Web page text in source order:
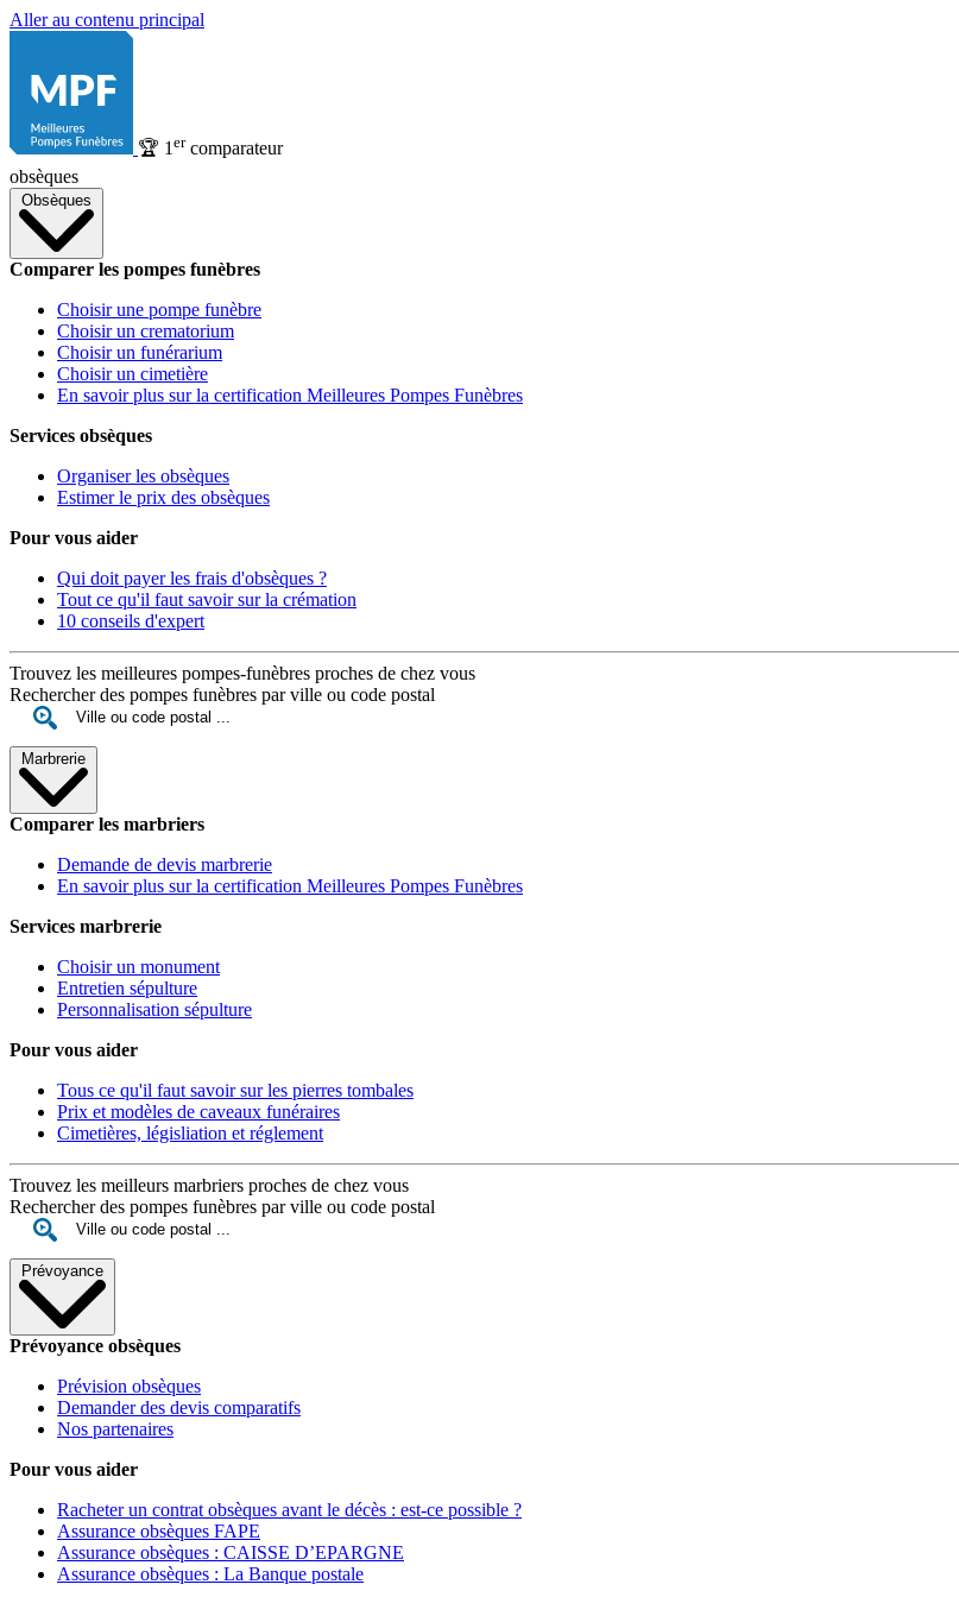
Aller au contenu principal
🏆 1 ercomparateur
obsèques
Obsèques
Comparer les pompes funèbres
Choisir une pompe funèbre
Choisir un crematorium
Choisir un funérarium
Choisir un cimetière
En savoir plus sur la certification Meilleures Pompes Funèbres
Services obsèques
Organiser les obsèques
Estimer le prix des obsèques
Pour vous aider
Qui doit payer les frais d'obsèques ?
Tout ce qu'il faut savoir sur la crémation
10 conseils d'expert
Trouvez les meilleures pompes-funèbres proches de chez vous
Rechercher des pompes funèbres par ville ou code postal
Marbrerie
Comparer les marbriers
Demande de devis marbrerie
En savoir plus sur la certification Meilleures Pompes Funèbres
Services marbrerie
Choisir un monument
Entretien sépulture
Personnalisation sépulture
Pour vous aider
Tous ce qu'il faut savoir sur les pierres tombales
Prix et modèles de caveaux funéraires
Cimetières, législiation et réglement
Trouvez les meilleurs marbriers proches de chez vous
Rechercher des pompes funèbres par ville ou code postal
Prévoyance
Prévoyance obsèques
Prévision obsèques
Demander des devis comparatifs
Nos partenaires
Pour vous aider
Racheter un contrat obsèques avant le décès : est-ce possible ?
Assurance obsèques FAPE
Assurance obsèques : CAISSE D’EPARGNE
Assurance obsèques : La Banque postale